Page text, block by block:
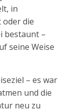
in
oder die
bestaunt –
seine Weise
– es war
und die
neu zu